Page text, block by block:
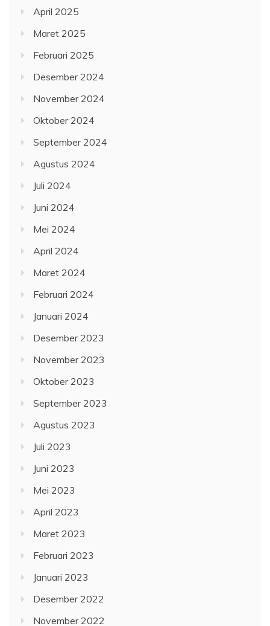
April 2025
Maret 2025
Februari 2025
Desember 2024
November 2024
Oktober 2024
September 2024
Agustus 2024
Juli 2024
Juni 2024
Mei 2024
April 2024
Maret 2024
Februari 2024
Januari 2024
Desember 2023
November 2023
Oktober 2023
September 2023
Agustus 2023
Juli 2023
Juni 2023
Mei 2023
April 2023
Maret 2023
Februari 2023
Januari 2023
Desember 2022
November 2022